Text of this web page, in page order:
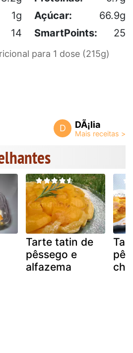
1g Açúcar:
66.9g
14 SmartPoints: 25
para 1 dose (215g)
D DÃ¡lia
Tarte tatin de
pêssego e
alfazema